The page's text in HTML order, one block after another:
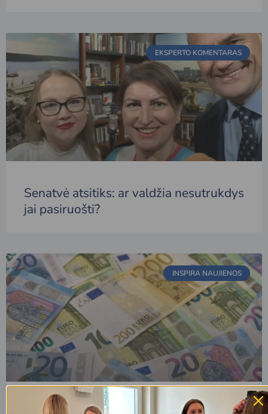
EKSPERTO KOMENTARAS
Senatvė atsitiks: ar valdžia nesutrukdys
jai pasiruošti?
INSPIRA NAUJIENOS